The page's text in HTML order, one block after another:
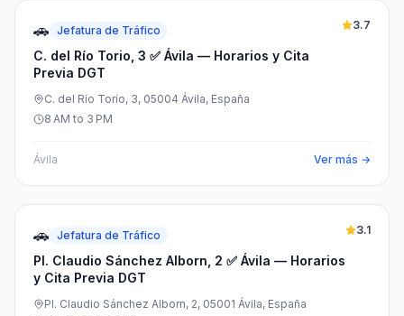
🚗 Jefatura de Tráfico
C. del Río Torio, 3 ✅ Ávila — Horarios y Cita
Previa DGT
3.7
C. del Río Torio, 3, 05004 Ávila, España
8 AM to 3 PM
Ávila Ver más →
🚗 Jefatura de Tráfico
Pl. Claudio Sánchez Alborn, 2 ✅ Ávila — Horarios
y Cita Previa DGT
3.1
Pl. Claudio Sánchez Alborn, 2, 05001 Ávila, España